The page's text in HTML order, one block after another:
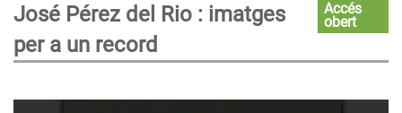
José Pérez del Rio : imatges
per a un record
Accés
obert